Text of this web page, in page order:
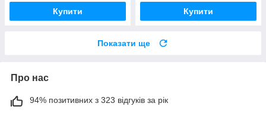
Купити Купити
Показати ще
Про нас
94% позитивних з 323 відгуків за рік